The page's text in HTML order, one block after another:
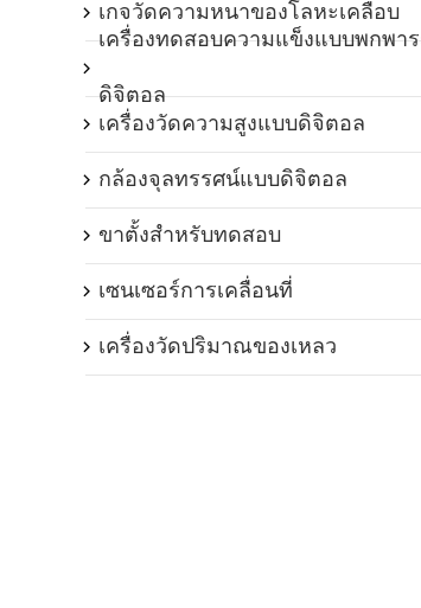
 เกจวัดความหนาของโลหะเคลือบ

เครื่องทดสอบความแข็งแบบพกพา
ดิจิตอล
 เครื่องวัดความสูงแบบดิจิตอล
 กล้องจุลทรรศน์แบบดิจิตอล
 ขาตั้งสำหรับทดสอบ
 เซนเซอร์การเคลื่อนที่
 เครื่องวัดปริมาณของเหลว